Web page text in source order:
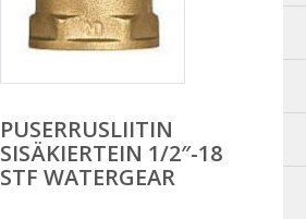
PUSERRUSLIITIN
SISÄKIERTEIN 1/2″-18
STF WATERGEAR